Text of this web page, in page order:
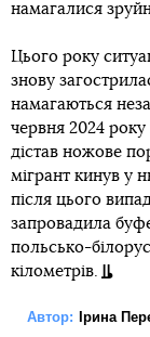
намагалися
Цього року
знову
намагаються
червня 2024
дістав ножове
мігрант кинув у
після цього
запровадила
польсько-
кілометрів.
Автор: Ірина